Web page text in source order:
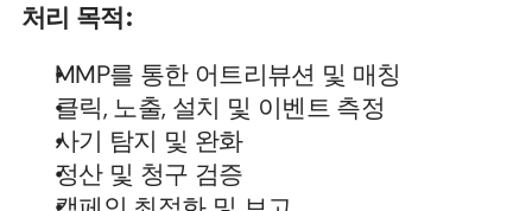
처리 목적:
MMP를 통한 어트리뷰션 및 매칭
클릭, 노출, 설치 및 이벤트 측정
사기 탐지 및 완화
정산 및 청구 검증